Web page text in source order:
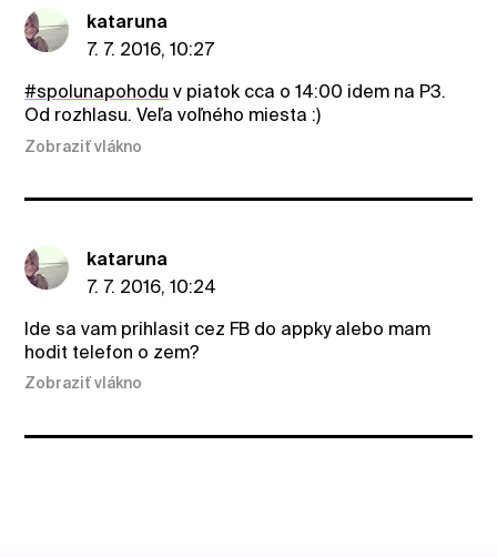
kataruna
7. 7. 2016, 10:27
#spolunapohodu v piatok cca o 14:00 idem na P3.
Od rozhlasu. Veľa voľného miesta :)
Zobraziť vlákno
kataruna
7. 7. 2016, 10:24
Ide sa vam prihlasit cez FB do appky alebo mam
hodit telefon o zem?
Zobraziť vlákno